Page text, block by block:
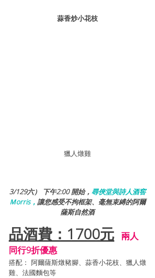
蒜香炒小花枝
獵人燉雞
3/129六） 下午2:00 開始， 尋俠堂與詩人酒窖
Ｍorris， 讓您感受不拘框架、毫無束縛的阿爾
薩斯自然酒
品酒費：1700元
兩人
同行9折優惠
搭配： 阿爾薩斯燉豬腳、蒜香小花枝、獵人燉
雞、法國麵包等